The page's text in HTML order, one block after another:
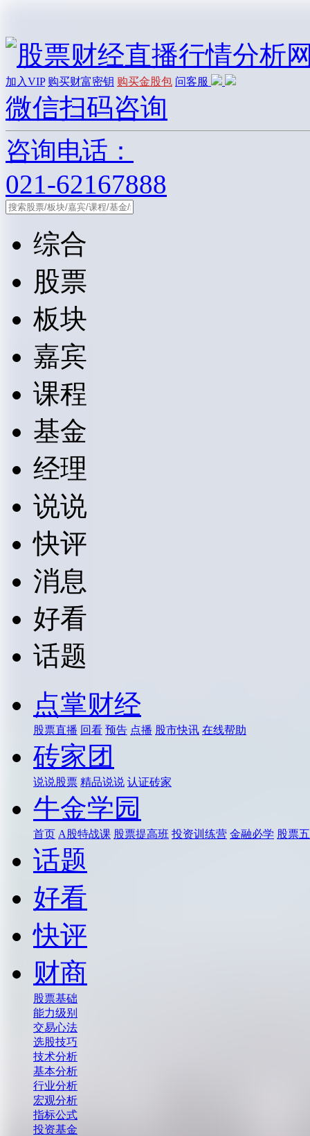
加入VIP 购买财富密钥 购买金股包 问客服
微信扫码咨询
咨询电话：
021-62167888
综合
股票
板块
嘉宾
课程
基金
经理
说说
快评
消息
好看
话题
点掌财经
股票直播 回看 预告 点播 股市快讯 在线帮助
砖家团
说说股票 精品说说 认证砖家
牛金学园
首页 A股特战课 股票提高班 投资训练营 金融必学 股票
话题
好看
快评
财商
股票基础
能力级别
交易心法
选股技巧
技术分析
基本分析
行业分析
宏观分析
指标公式
投资基金